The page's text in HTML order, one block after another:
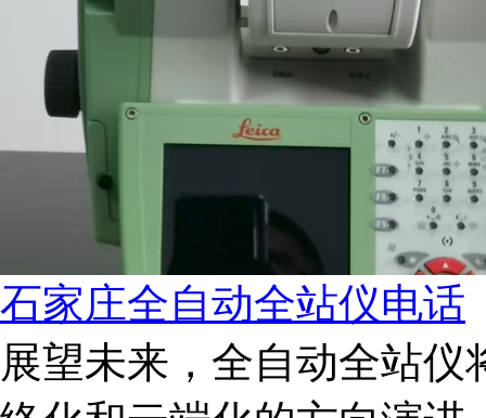
石家庄全自动全站仪电话
展望未来，全自动全站